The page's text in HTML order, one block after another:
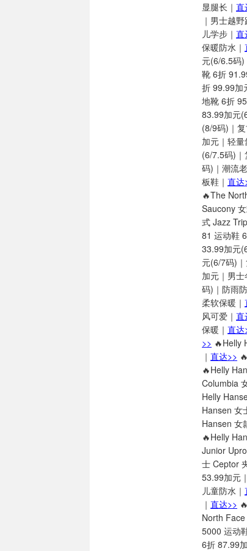
显腿长｜ 直
｜男士越野
儿学步｜ 直
保暖防水｜
元(6/6.5码)
靴 6折
折 99.99加
地靴 6折
83.99加元
(8/9码)｜复
加元｜轻量
(6/7.5码)｜
码)｜潮流
板鞋｜ 直达
🔥The
Saucony
式 Jazz
81 运动鞋
33.99加元
元(6/7码)｜
加元｜男士
码)｜防雨
柔软保暖｜
风可爱｜ 直
保暖｜ 直达
>> 🔥Helly
｜ 直达>>
🔥Helly
Columbia
Helly
Hansen 女
Hansen 女
🔥Helly
Junior
士 Ceptor
53.99加元
儿童防水｜
｜ 直达>>
North
5000 运动
6折 87.99